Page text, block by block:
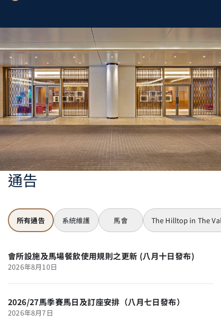
通告
所有通告 系統維護 馬會 The Hilltop in The
會所設施及馬場餐飲使用規則之更新 (八月十日發布)
2026年8月10日
2026/27馬季賽馬日及訂座安排（八月七日發布）
2026年8月7日